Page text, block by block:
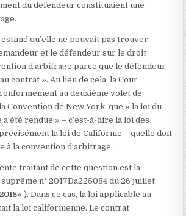
du défendeur constituaient une
qu’elle ne pouvait pas trouver
et le défendeur sur le droit
d’arbitrage parce que le défendeur
contrat ». Au lieu de cela, la Cour
au deuxième volet de
Convention de New York, que « la loi du
a été rendue » – c’est-à-dire la loi des
la loi de Californie – quelle doit
à la convention d’arbitrage.
traitant de cette question est la
n° 2017Da225084 du 26 juillet
« ). Dans ce cas, la loi applicable au
la loi californienne. Le contrat